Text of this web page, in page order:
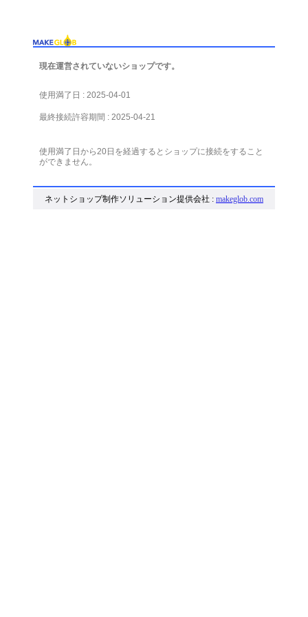
現在運営されていないショップです。
使用満了日 : 2025-04-01
最終接続許容期間 : 2025-04-21
使用満了日から20日を経過するとショップに接続をすること
ができません。
ネットショップ制作ソリューション提供会社 : makeglob.com